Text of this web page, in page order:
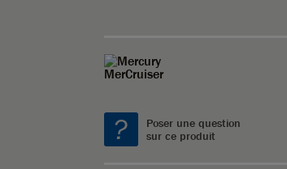
Poser une question
sur ce produit